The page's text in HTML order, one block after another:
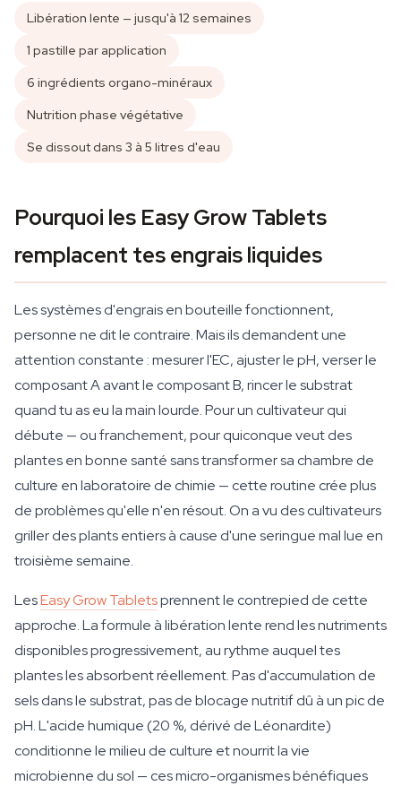
Libération lente — jusqu'à 12 semaines
1 pastille par application
6 ingrédients organo-minéraux
Nutrition phase végétative
Se dissout dans 3 à 5 litres d'eau
Pourquoi les Easy Grow Tablets
remplacent tes engrais liquides
Les systèmes d'engrais en bouteille fonctionnent,
personne ne dit le contraire. Mais ils demandent une
attention constante : mesurer l'EC, ajuster le pH, verser le
composant A avant le composant B, rincer le substrat
quand tu as eu la main lourde. Pour un cultivateur qui
débute — ou franchement, pour quiconque veut des
plantes en bonne santé sans transformer sa chambre de
culture en laboratoire de chimie — cette routine crée plus
de problèmes qu'elle n'en résout. On a vu des cultivateurs
griller des plants entiers à cause d'une seringue mal lue en
troisième semaine.
LesEasy Grow Tabletsprennent le contrepied de cette
approche. La formule à libération lente rend les nutriments
disponibles progressivement, au rythme auquel tes
plantes les absorbent réellement. Pas d'accumulation de
sels dans le substrat, pas de blocage nutritif dû à un pic de
pH. L'acide humique (20 %, dérivé de Léonardite)
conditionne le milieu de culture et nourrit la vie
microbienne du sol — ces micro-organismes bénéfiques